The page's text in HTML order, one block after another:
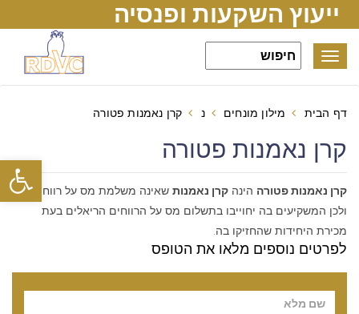
פתח
ייעוץ השקעות ופנסיה
Toggle
דף הבית מילון מונחים נ קרן נאמנות פטורה
קרן נאמנות פטורה
קרן נאמנות פטורה הינה קרן נאמנות שאינה משלמת מס על רווחיה
ולכן המשקיעים בה יחוייבו בתשלום מס על הרווחים הריאלים בעת
מכירת היחידות שהחזיקו בה.
לפרטים נוספים מלאו את הטופס